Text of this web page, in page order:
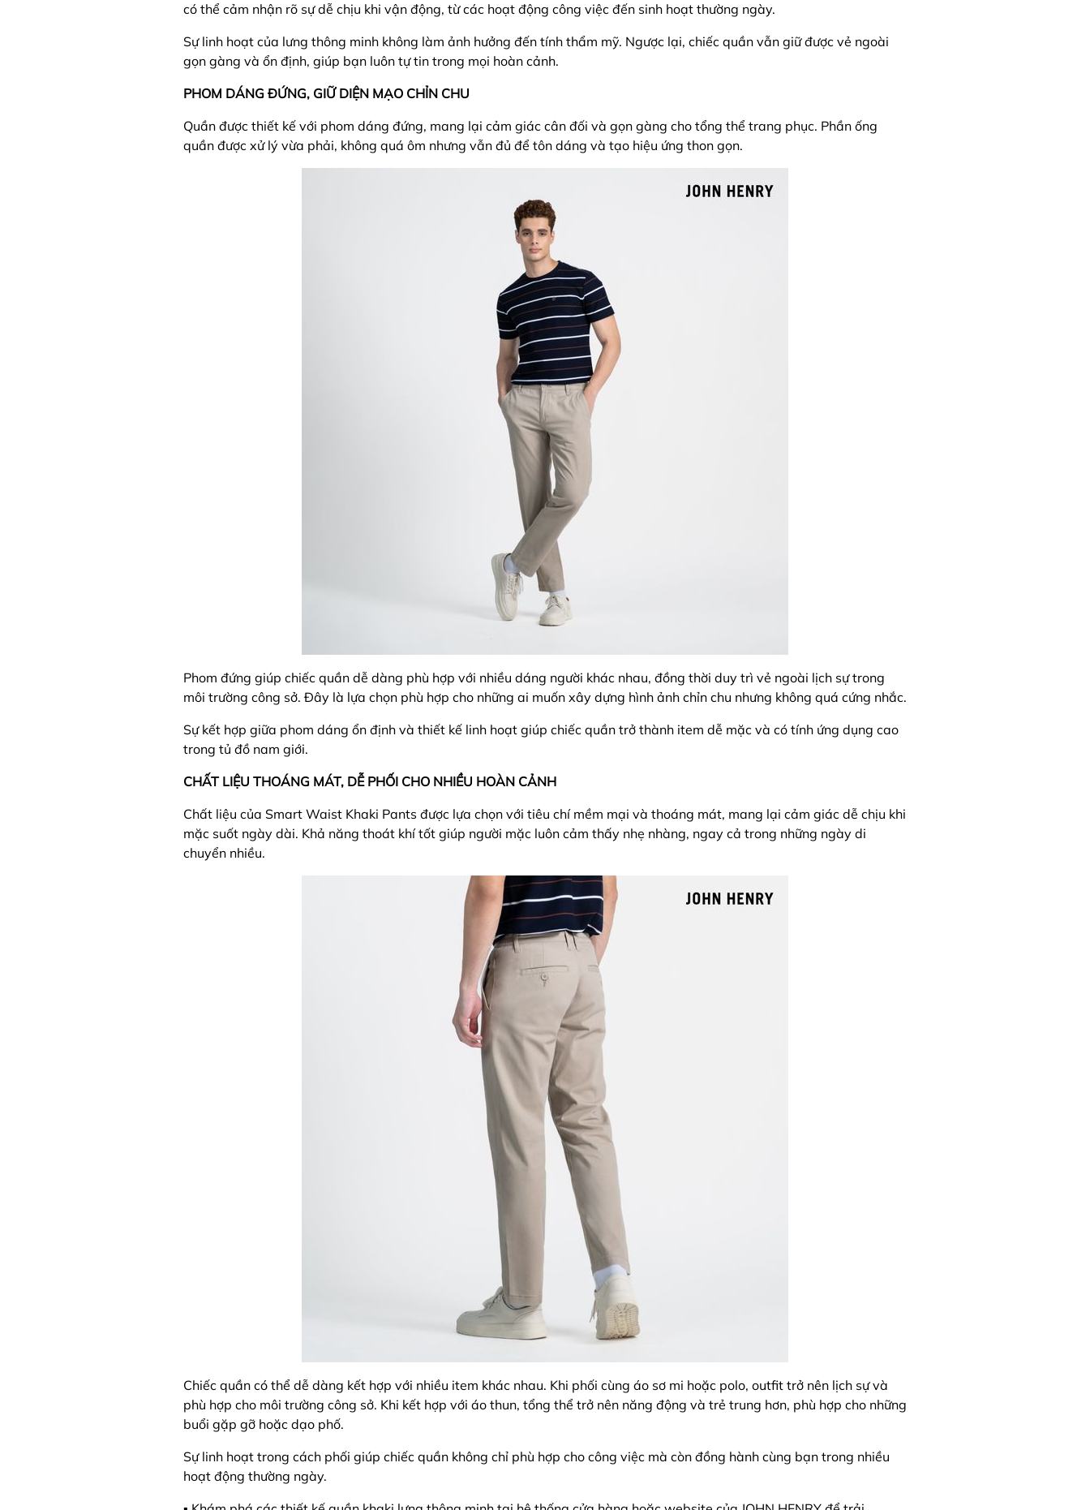
có thể cảm nhận rõ sự dễ chịu khi vận động, từ các hoạt động công việc đến sinh hoạt thường ngày.
Sự linh hoạt của lưng thông minh không làm ảnh hưởng đến tính thẩm mỹ. Ngược lại, chiếc quần vẫn giữ được vẻ ngoài
gọn gàng và ổn định, giúp bạn luôn tự tin trong mọi hoàn cảnh.
PHOM DÁNG ĐỨNG, GIỮ DIỆN MẠO CHỈN CHU
Quần được thiết kế với phom dáng đứng, mang lại cảm giác cân đối và gọn gàng cho tổng thể trang phục. Phần ống
quần được xử lý vừa phải, không quá ôm nhưng vẫn đủ để tôn dáng và tạo hiệu ứng thon gọn.
Phom đứng giúp chiếc quần dễ dàng phù hợp với nhiều dáng người khác nhau, đồng thời duy trì vẻ ngoài lịch sự trong
môi trường công sở. Đây là lựa chọn phù hợp cho những ai muốn xây dựng hình ảnh chỉn chu nhưng không quá cứng nhắc.
Sự kết hợp giữa phom dáng ổn định và thiết kế linh hoạt giúp chiếc quần trở thành item dễ mặc và có tính ứng dụng cao
trong tủ đồ nam giới.
CHẤT LIỆU THOÁNG MÁT, DỄ PHỐI CHO NHIỀU HOÀN CẢNH
Chất liệu của Smart Waist Khaki Pants được lựa chọn với tiêu chí mềm mại và thoáng mát, mang lại cảm giác dễ chịu khi
mặc suốt ngày dài. Khả năng thoát khí tốt giúp người mặc luôn cảm thấy nhẹ nhàng, ngay cả trong những ngày di
chuyển nhiều.
Chiếc quần có thể dễ dàng kết hợp với nhiều item khác nhau. Khi phối cùng áo sơ mi hoặc polo, outfit trở nên lịch sự và
phù hợp cho môi trường công sở. Khi kết hợp với áo thun, tổng thể trở nên năng động và trẻ trung hơn, phù hợp cho những
buổi gặp gỡ hoặc dạo phố.
Sự linh hoạt trong cách phối giúp chiếc quần không chỉ phù hợp cho công việc mà còn đồng hành cùng bạn trong nhiều
hoạt động thường ngày.